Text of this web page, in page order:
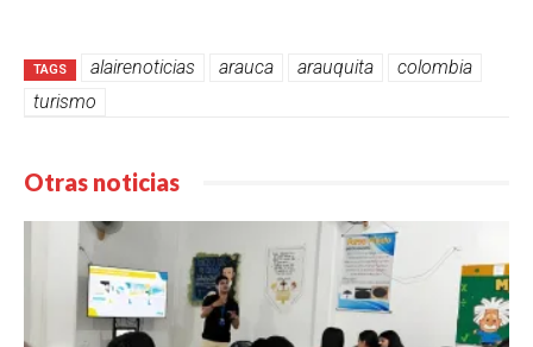
TAGS alairenoticias arauca arauquita
colombia
turismo
Otras noticias